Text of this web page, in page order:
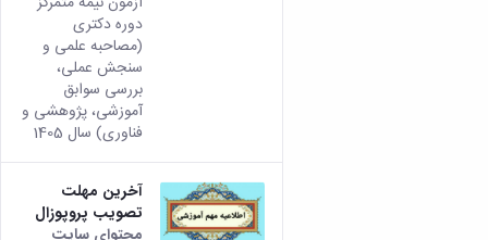
دوره دکتری
(مصاحبه علمی و
سنجش عملی،
بررسی سوابق
آموزشی، پژوهشی و
فناوری) سال 1405
آخرین مهلت
تصویب پروپوزال
محتوای سایت